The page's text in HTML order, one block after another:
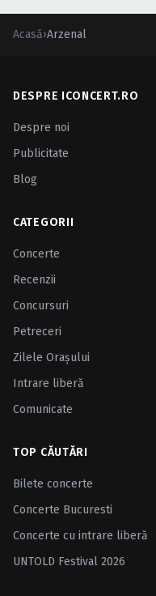
Acasă›Arzenal
DESPRE ICONCERT.RO
Despre noi
Publicitate
Blog
CATEGORII
Concerte
Recenzii
Concursuri
Petreceri
Zilele Oraşului
Intrare liberă
Comunicate
TOP CĂUTĂRI
Bilete concerte
Concerte Bucuresti
Concerte cu intrare liberă
UNTOLD Festival 2026